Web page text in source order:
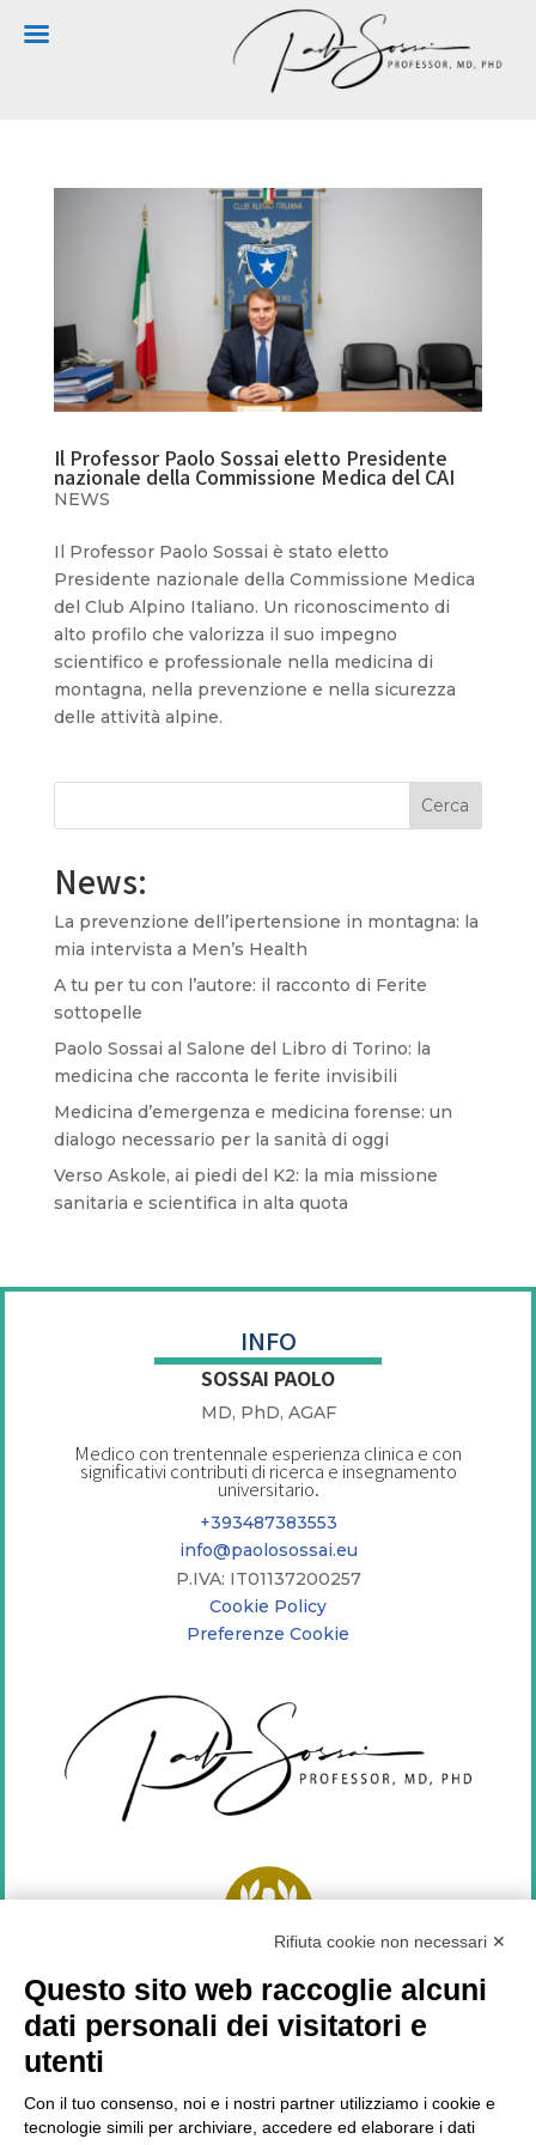
Il Professor Paolo Sossai eletto Presidente
nazionale della Commissione Medica del CAI
NEWS
Il Professor Paolo Sossai è stato eletto
Presidente nazionale della Commissione Medica
del Club Alpino Italiano. Un riconoscimento di
alto profilo che valorizza il suo impegno
scientifico e professionale nella medicina di
montagna, nella prevenzione e nella sicurezza
delle attività alpine.
Cerca
News:
La prevenzione dell’ipertensione in montagna: la
mia intervista a Men’s Health
A tu per tu con l’autore: il racconto di Ferite
sottopelle
Paolo Sossai al Salone del Libro di Torino: la
medicina che racconta le ferite invisibili
Medicina d’emergenza e medicina forense: un
dialogo necessario per la sanità di oggi
Verso Askole, ai piedi del K2: la mia missione
sanitaria e scientifica in alta quota
INFO
SOSSAI PAOLO
MD, PhD, AGAF
Medico con trentennale esperienza clinica e con
significativi contributi di ricerca e insegnamento
universitario.
+393487383553
info@paolosossai.eu
P.IVA: IT01137200257
Cookie Policy
Preferenze Cookie
SEGUICI SU
Rifiuta cookie non necessari ✕
Questo sito web raccoglie alcuni
dati personali dei visitatori e
utenti
Con il tuo consenso, noi e i nostri partner utilizziamo i cookie e
tecnologie simili per archiviare, accedere ed elaborare i dati